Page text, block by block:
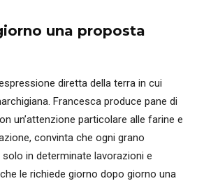
una proposta
diretta della terra in cui
Francesca produce pane di
un’attenzione particolare alle farine e
convinta che ogni grano
in determinate lavorazioni e
le richiede giorno dopo giorno una